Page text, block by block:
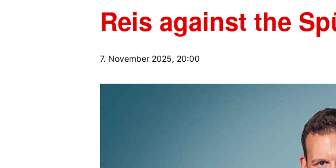
Reis against the
7. November 2025, 20:00